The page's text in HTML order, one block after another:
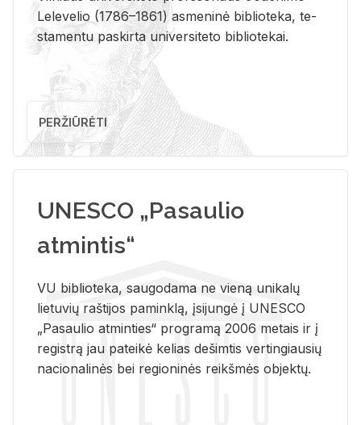
Le­le­ve­lio (1786–1861) as­me­ni­nė bi­b­lio­te­ka, te­
sta­men­tu pa­skir­ta uni­ver­si­te­to bi­b­lio­te­kai.
PERŽIŪRĖTI
UNESCO „Pasaulio
atmintis“
VU biblioteka, saugodama ne vieną unikalų
lietuvių raštijos paminklą, įsijungė į UNESCO
„Pasaulio atminties“ programą 2006 metais ir į
registrą jau pateikė kelias dešimtis vertingiausių
nacionalinės bei regioninės reikšmės objektų.